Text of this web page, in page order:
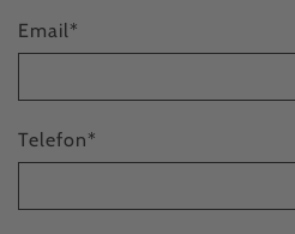
Email*
Telefon*